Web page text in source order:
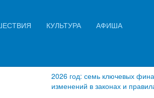
КУЛЬТУРА АФИША
2026 год: семь ключевых
изменений в законах и